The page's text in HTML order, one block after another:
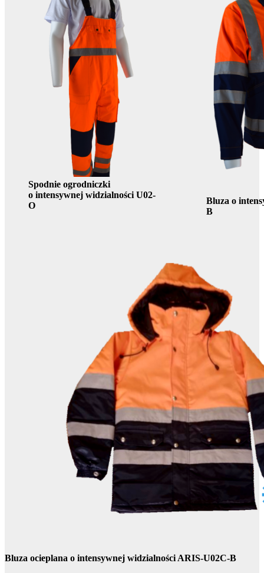
Spodnie ogrodniczki
o intensywnej widzialności U02-
O
Bluza o
B
Bluza ocieplana o intensywnej widzialności ARIS-U02C-B